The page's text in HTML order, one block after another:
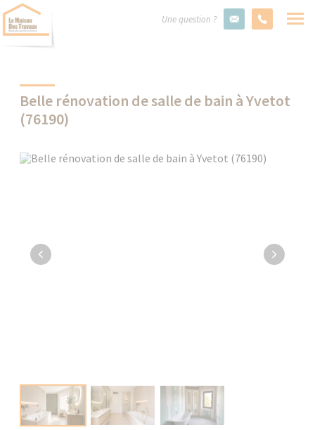
Une question ?
Belle rénovation de salle de bain à Yvetot
(76190)